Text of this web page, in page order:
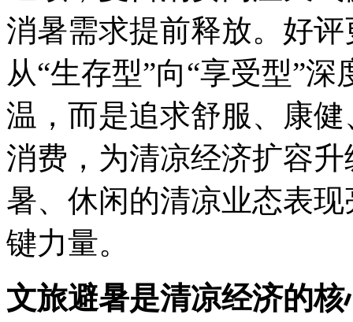
消暑需求提前释放。好
从“生存型”向“享受型”
温，而是追求舒服、康
消费，为清凉经济扩容
暑、休闲的清凉业态表
键力量。
文旅避暑是清凉经济的